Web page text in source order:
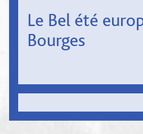
Le Bel été
Bourges